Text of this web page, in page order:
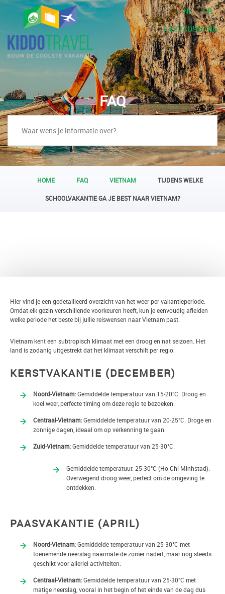
NL FR
+3223095206
FAQ
HOME FAQ VIETNAM TIJDENS WELKE
SCHOOLVAKANTIE GA JE BEST NAAR VIETNAM?
Hier vind je een gedetailleerd overzicht van het weer per vakantieperiode.
Omdat elk gezin verschillende voorkeuren heeft, kun je eenvoudig afleiden
welke periode het beste bij jullie reiswensen naar Vietnam past.
Vietnam kent een subtropisch klimaat met een droog en nat seizoen. Het
land is zodanig uitgestrekt dat het klimaat verschilt per regio.
KERSTVAKANTIE (DECEMBER)
Noord-Vietnam:Gemiddelde temperatuur van 15-20°C. Droog en
koel weer, perfecte timing om deze regio te bezoeken.
Centraal-Vietnam:Gemiddelde temperatuur van 20-25°C. Droge en
zonnige dagen, ideaal om op verkenning te gaan.
Zuid-Vietnam:Gemiddelde temperatuur van 25-30°C.
Gemiddelde temperatuur: 25-30°C (Ho Chi Minhstad).
Overwegend droog weer, perfect om de omgeving te
ontdekken.
PAASVAKANTIE (APRIL)
Noord-Vietnam:Gemiddelde temperatuur van 25-30°C met
toenemende neerslag naarmate de zomer nadert, maar nog steeds
geschikt voor allerlei activiteiten.
Centraal-Vietnam:Gemiddelde temperatuur van 25-30°C met
matige neerslag, vooral in het begin of het einde van de dag dus